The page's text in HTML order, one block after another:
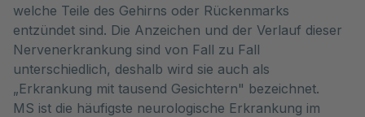
welche Teile des Gehirns oder Rückenmarks
entzündet sind. Die Anzeichen und der Verlauf dieser
Nervenerkrankung sind von Fall zu Fall
unterschiedlich, deshalb wird sie auch als
„Erkrankung mit tausend Gesichtern" bezeichnet.
MS ist die häufigste neurologische Erkrankung im